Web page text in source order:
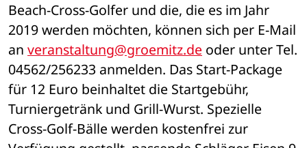
Beach-Cross-Golfer und die, die es im Jahr
2019 werden möchten, können sich per E-Mail
an veranstaltung@groemitz.de oder unter Tel.
04562/256233 anmelden. Das Start-Package
für 12 Euro beinhaltet die Startgebühr,
Turniergetränk und Grill-Wurst. Spezielle
Cross-Golf-Bälle werden kostenfrei zur